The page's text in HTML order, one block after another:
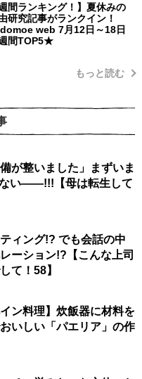
週間ランキング！】夏休みの
研究記事がランクイン！
web 7月12日～18日
間TOP5★
もっと読む
が整いました」まずいま
い――!!!【母は転生して
ィング!? でも会話の中
ーション!?【こんな上司
して！58】
ン料理】炊飯器に材料を
いしい「パエリア」の作